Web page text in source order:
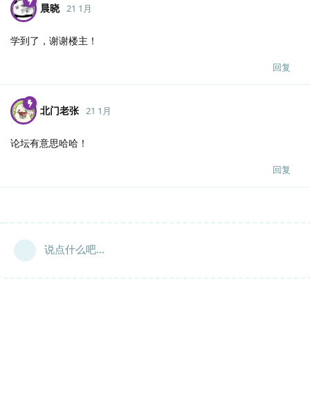
晨晓 21 1月
学到了，谢谢楼主！
回复
北门老张 21 1月
论坛有意思哈哈！
回复
说点什么吧...